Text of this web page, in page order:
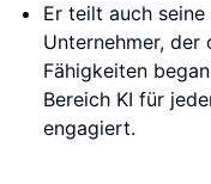
Er teilt auch
Unternehmer, der
Fähigkeiten
Bereich KI für
engagiert.